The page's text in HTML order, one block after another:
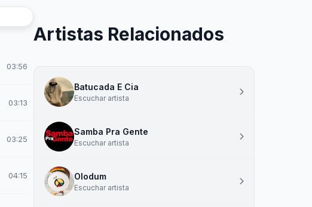
03:56
03:13
03:25
04:15
Artistas Relacionados
Batucada E Cia
Escuchar artista
Samba Pra Gente
Escuchar artista
Olodum
Escuchar artista